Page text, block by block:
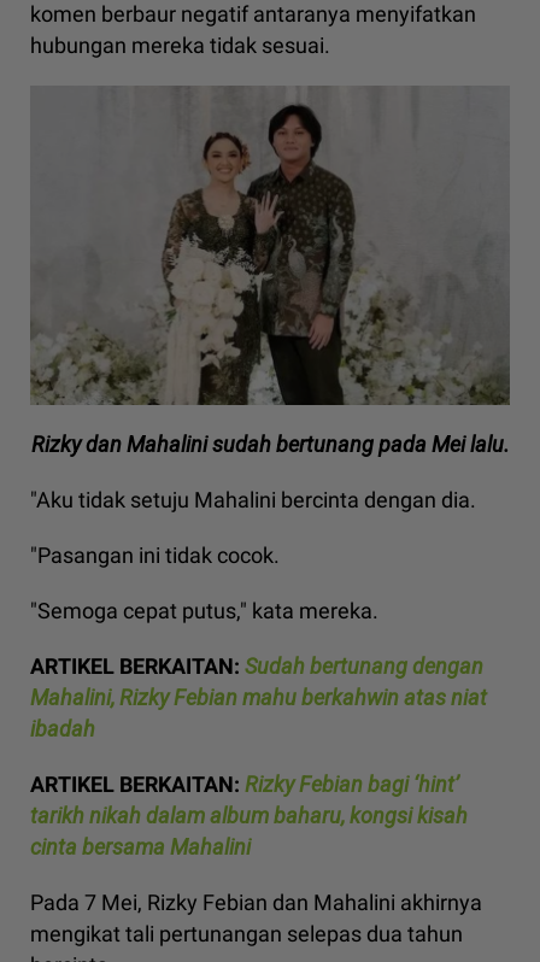
komen berbaur negatif antaranya menyifatkan
hubungan mereka tidak sesuai.
Rizky dan Mahalini sudah bertunang pada Mei lalu.
"Aku tidak setuju Mahalini bercinta dengan dia.
"Pasangan ini tidak cocok.
"Semoga cepat putus," kata mereka.
ARTIKEL BERKAITAN: Sudah bertunang dengan
Mahalini, Rizky Febian mahu berkahwin atas niat
ibadah
ARTIKEL BERKAITAN: Rizky Febian bagi ‘hint’
tarikh nikah dalam album baharu, kongsi kisah
cinta bersama Mahalini
Pada 7 Mei, Rizky Febian dan Mahalini akhirnya
mengikat tali pertunangan selepas dua tahun